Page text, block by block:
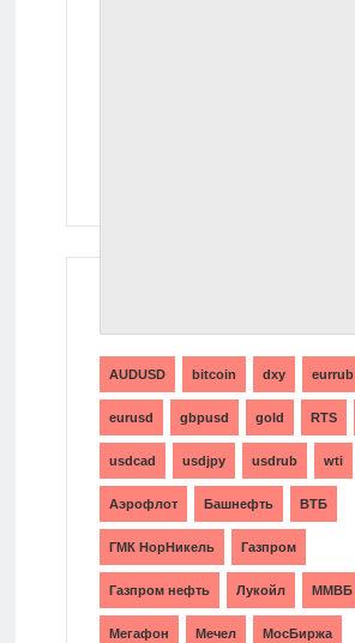
AUDUSD bitcoin dxy eurrub
eurusd gbpusd gold RTS
usdcad usdjpy usdrub wti
Аэрофлот Башнефть ВТБ
ГМК НорНикель Газпром
Газпром нефть Лукойл ММВБ
Мегафон Мечел МосБиржа